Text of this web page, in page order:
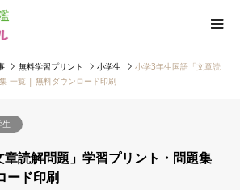
無料学習プリント 小学生
小学3年生国語「文章読
一覧 | 無料ダウンロード印刷
生
章読解問題」学習プリント・問題集
ード印刷